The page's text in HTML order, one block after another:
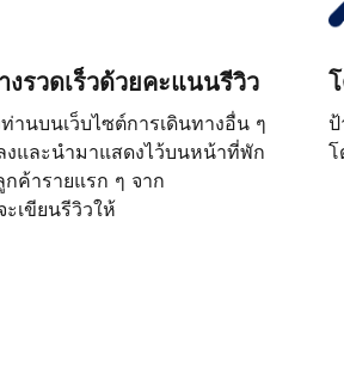
งรวดเร็วด้วยคะแนนรีวิว
านบนเว็บไซต์การเดินทางอื่น ๆ
งและนำมาแสดงไว้บนหน้าที่พัก
ค้ารายแรก ๆ จาก
เขียนรีวิวให้
โ